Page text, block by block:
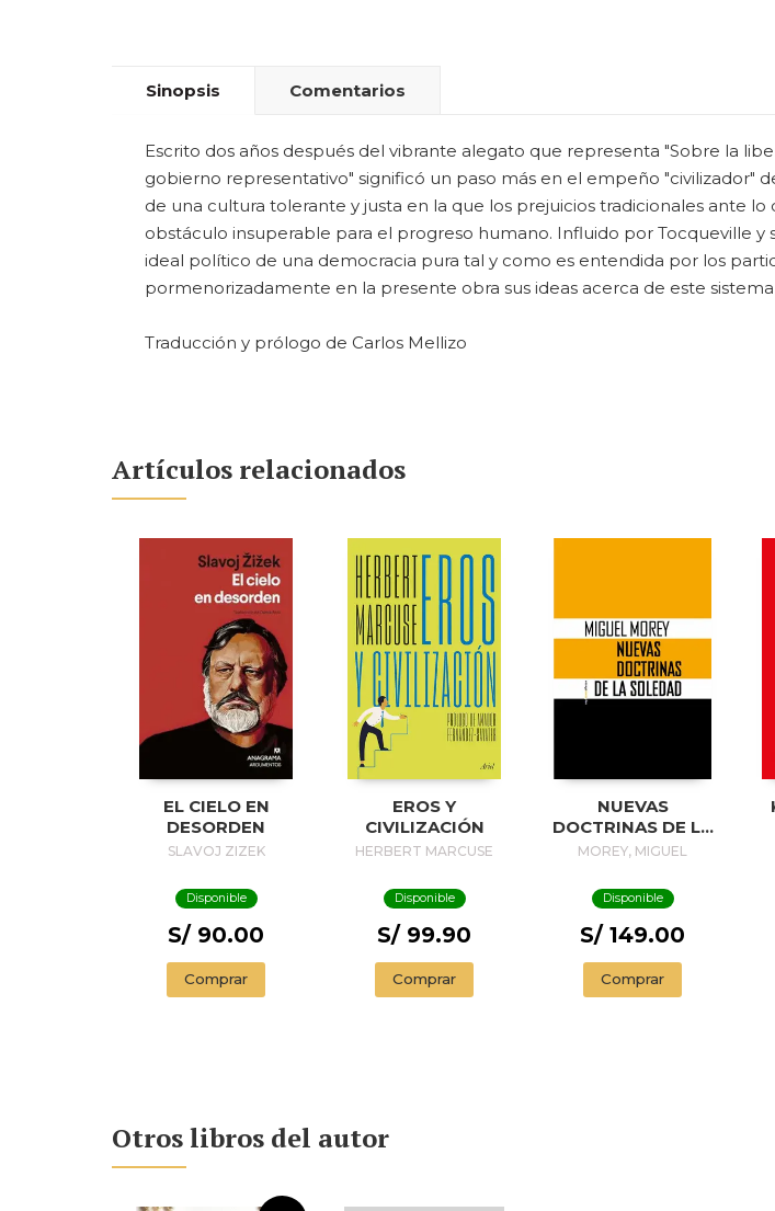
Sinopsis Comentarios
Escrito dos años después del vibrante alegato que representa "Sobre la
gobierno representativo" significó un paso más en el empeño "civilizador"
de una cultura tolerante y justa en la que los prejuicios tradicionales ante
obstáculo insuperable para el progreso humano. Influido por Tocqueville y
ideal político de una democracia pura tal y como es entendida por los
pormenorizadamente en la presente obra sus ideas acerca de este
Traducción y prólogo de Carlos Mellizo
Artículos relacionados
EL CIELO EN
DESORDEN
SLAVOJ ZIZEK
Disponible
S/ 90.00
Comprar
EROS Y
CIVILIZACIÓN
HERBERT MARCUSE
Disponible
S/ 99.90
Comprar
NUEVAS
DOCTRINAS DE LA
SOLEDAD
MOREY, MIGUEL
Disponible
S/ 149.00
Comprar
Otros libros del autor